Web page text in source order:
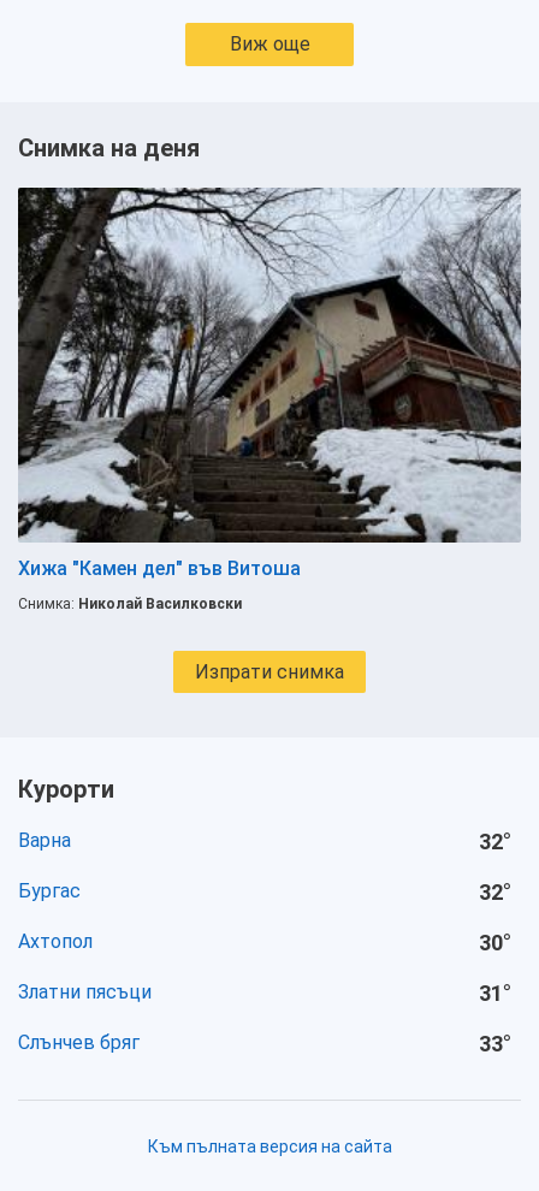
Виж още
Снимка на деня
Хижа "Камен дел" във Витоша
Снимка: Николай Василковски
Изпрати снимка
Курорти
Варна 32°
Бургас 32°
Ахтопол 30°
Златни пясъци 31°
Слънчев бряг 33°
Към пълната версия на сайта